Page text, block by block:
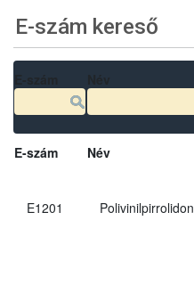
E-szám kereső
E-szám Név
E1201 Polivinilpirrolidon